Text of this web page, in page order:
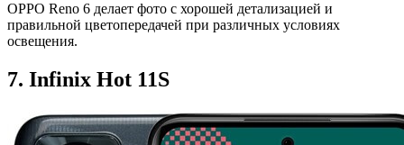
OPPO Reno 6 делает фото с хорошей детализацией и
правильной цветопередачей при различных условиях
освещения.
7. Infinix Hot 11S